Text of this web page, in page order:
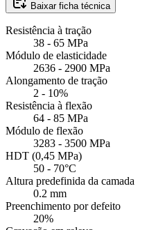
Baixar ficha técnica
Resistência à tração
38 - 65 MPa
Módulo de elasticidade
2636 - 2900 MPa
Alongamento de tração
2 - 10%
Resistência à flexão
64 - 85 MPa
Módulo de flexão
3283 - 3500 MPa
HDT (0,45 MPa)
50 - 70°C
Altura predefinida da camada
0.2 mm
Preenchimento por defeito
20%